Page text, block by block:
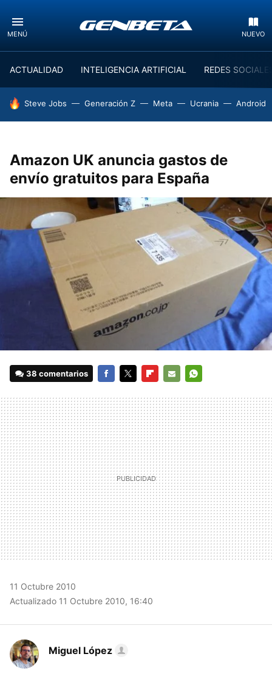
MENÚ NUEVO
ACTUALIDAD INTELIGENCIA ARTIFICIAL REDES
HOY SE HABLA DE
Steve Jobs Generación Z Meta Ucrania Android
Amazon UK anuncia gastos de
envío gratuitos para España
38 comentarios
MAIL
11 Octubre 2010
Actualizado 11 Octubre 2010, 16:40
Miguel López